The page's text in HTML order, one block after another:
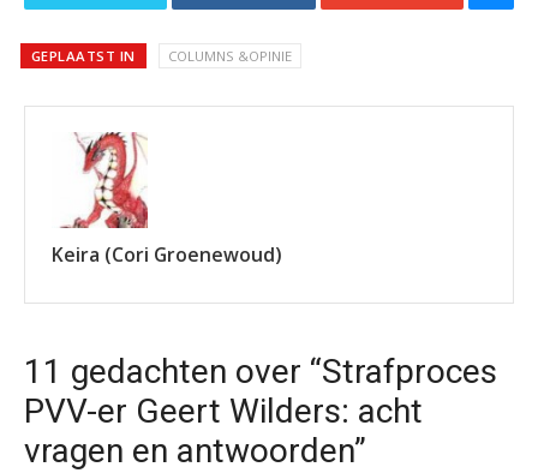
GEPLAATST IN COLUMNS &OPINIE
Keira (Cori Groenewoud)
11 gedachten over “Strafproces
PVV-er Geert Wilders: acht
vragen en antwoorden”